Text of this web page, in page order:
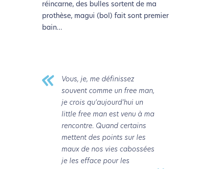
réincarne, des bulles sortent de ma
prothèse, magui (bol) fait sont premier
bain…
Vous, je, me définissez
souvent comme un free man,
je crois qu'aujourd'hui un
little free man est venu à ma
rencontre. Quand certains
mettent des points sur les
maux de nos vies cabossées
je les efface pour les